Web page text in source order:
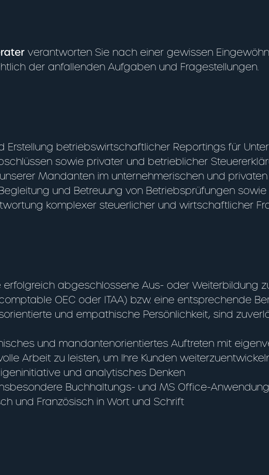
verantworten Sie nach einer gewissen
der anfallenden Aufgaben und Fragestellungen.
Erstellung betriebswirtschaftlicher Reportings für
sowie privater und betrieblicher
Mandanten im unternehmerischen und
und Betreuung von Betriebsprüfungen
komplexer steuerlicher und wirtschaftlicher
erfolgreich abgeschlossene Aus- oder Weiterbildung
OEC oder ITAA) bzw. eine entsprechende
und empathische Persönlichkeit, sind
und mandantenorientiertes Auftreten mit
Arbeit zu leisten, um Ihre Kunden
und analytisches Denken
Buchhaltungs- und MS Office-
und Französisch in Wort und Schrift